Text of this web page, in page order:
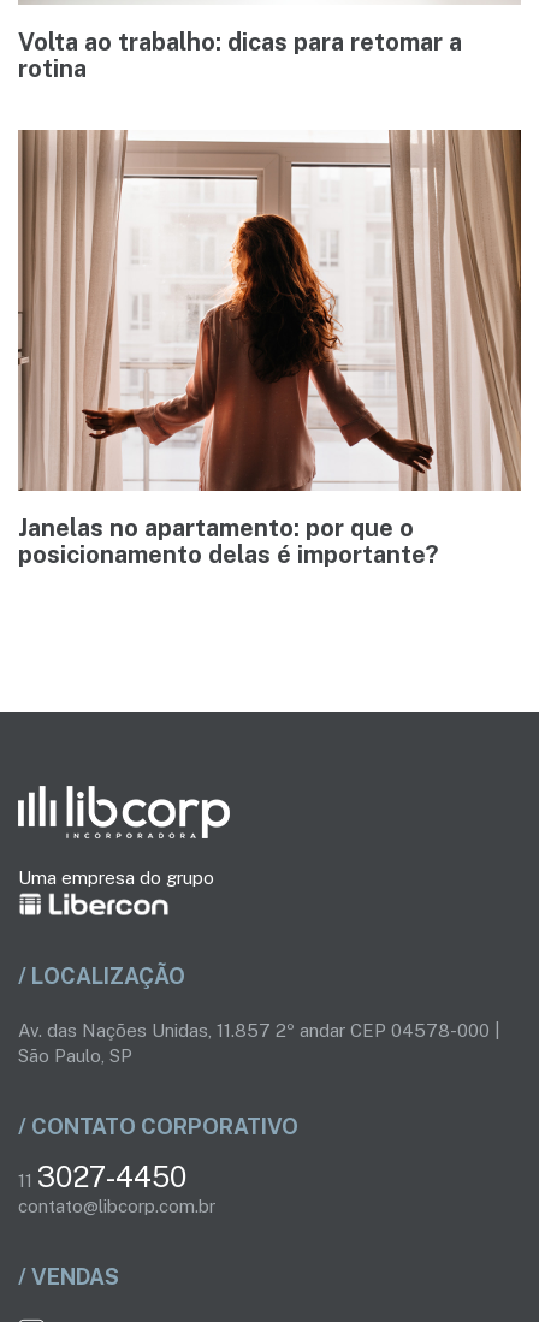
Volta ao trabalho: dicas para retomar a
rotina
Janelas no apartamento: por que o
posicionamento delas é importante?
Uma empresa do grupo
/ LOCALIZAÇÃO
Av. das Nações Unidas, 11.857 2º andar CEP 04578-000 |
São Paulo, SP
/ CONTATO CORPORATIVO
11 3027-4450
contato@libcorp.com.br
/ VENDAS